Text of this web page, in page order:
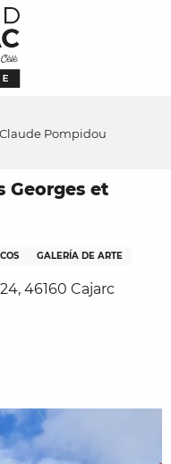
Claude Pompidou
Georges et
GALERÍA DE ARTE
46160 Cajarc